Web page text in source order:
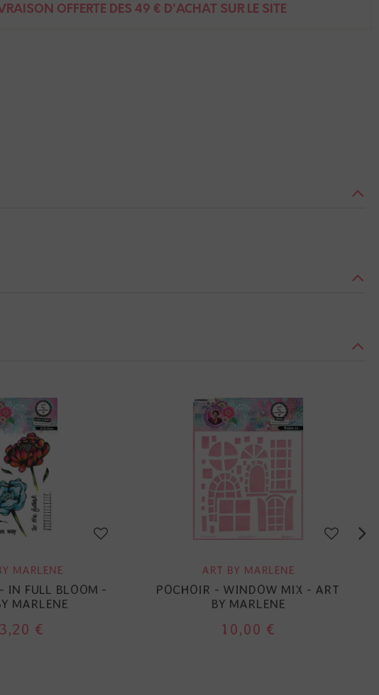
OFFERTE DÈS 49 € D'ACHAT SUR LE SITE
MARLENE
IN FULL BLOOM -
MARLENE
€
ART BY MARLENE
POCHOIR - WINDOW MIX - ART
BY MARLENE
10,00 €